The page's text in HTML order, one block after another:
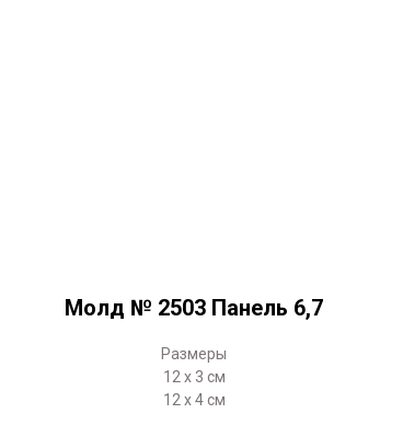
Молд № 2503 Панель 6,7
Размеры
12 х 3 см
12 х 4 см